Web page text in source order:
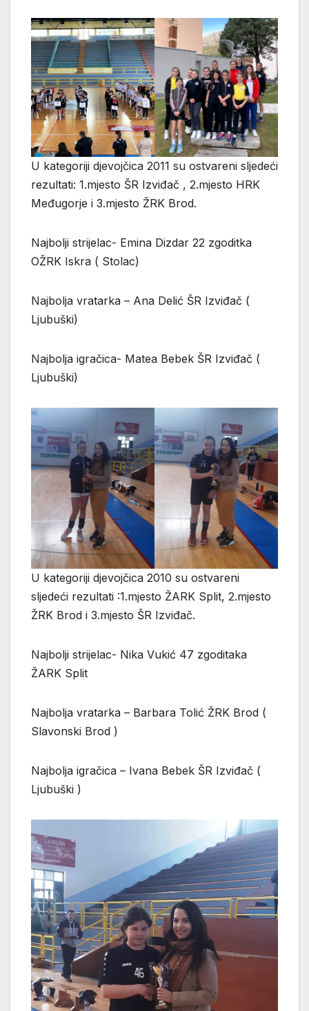
U kategoriji djevojčica 2011 su ostvareni sljedeći
rezultati: 1.mjesto ŠR Izviđač , 2.mjesto HRK
Međugorje i 3.mjesto ŽRK Brod.
Najbolji strijelac- Emina Dizdar 22 zgoditka
OŽRK Iskra ( Stolac)
Najbolja vratarka – Ana Delić ŠR Izviđač (
Ljubuški)
Najbolja igračica- Matea Bebek ŠR Izviđač (
Ljubuški)
U kategoriji djevojčica 2010 su ostvareni
sljedeći rezultati :1.mjesto ŽARK Split, 2.mjesto
ŽRK Brod i 3.mjesto ŠR Izviđač.
Najbolji strijelac- Nika Vukić 47 zgoditaka
ŽARK Split
Najbolja vratarka – Barbara Tolić ŽRK Brod (
Slavonski Brod )
Najbolja igračica – Ivana Bebek ŠR Izviđač (
Ljubuški )